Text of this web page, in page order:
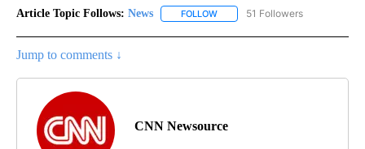
Article Topic Follows: News FOLLOW FOLLOW "NEWS" TO RECEIVE
51 Followers
Jump to comments ↓
CNN Newsource